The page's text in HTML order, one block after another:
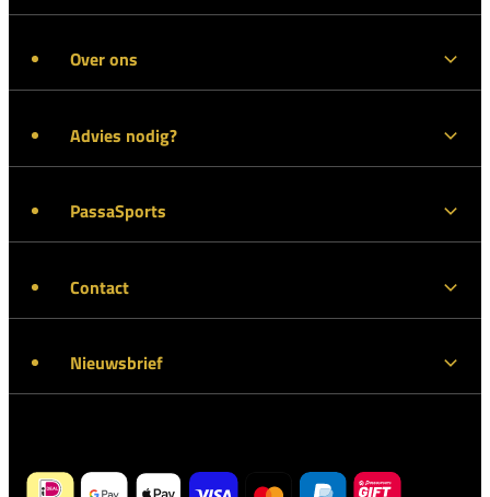
Over ons
Advies nodig?
PassaSports
Contact
Nieuwsbrief